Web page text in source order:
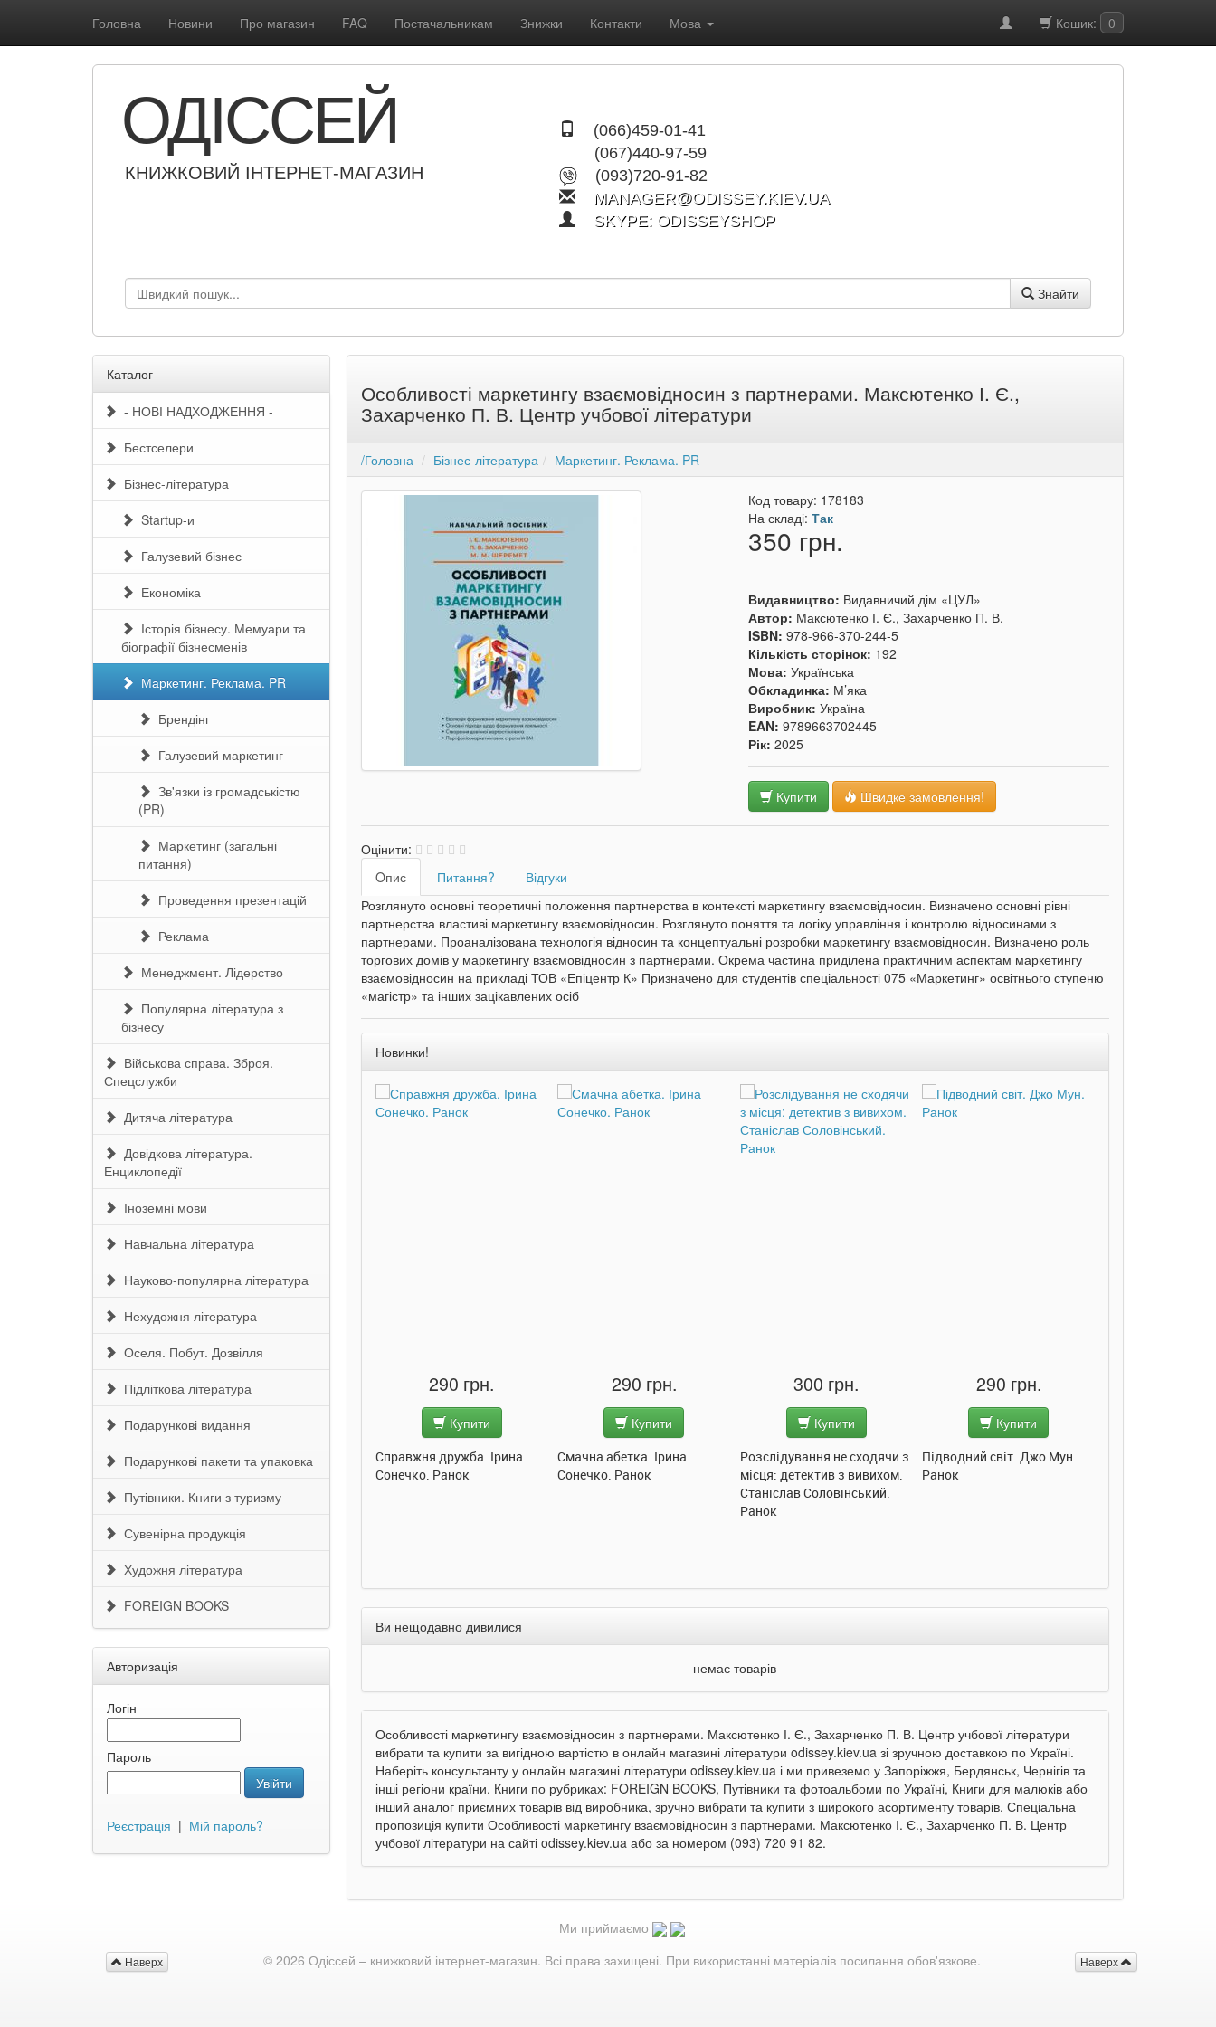
Головна Новини Про магазин FAQ Постачальникам Знижки Контакти Мова Кошик: 0
(066)459-01-41
(067)440-97-59
(093)720-91-82
MANAGER@ODISSEY.KIEV.UA
SKYPE: ODISSEYSHOP
ОДІССЕЙ
КНИЖКОВИЙ ІНТЕРНЕТ-МАГАЗИН
Знайти
Каталог
- НОВІ НАДХОДЖЕННЯ -
Бестселери
Бізнес-література
Startup-и
Галузевий бізнес
Економіка
Історія бізнесу. Мемуари та
біографії бізнесменів
Маркетинг. Реклама. PR
Брендінг
Галузевий маркетинг
Зв'язки із громадськістю
(PR)
Маркетинг (загальні
питання)
Проведення презентацій
Реклама
Менеджмент. Лідерство
Популярна література з
бізнесу
Військова справа. Зброя.
Спецслужби
Дитяча література
Довідкова література.
Енциклопедії
Іноземні мови
Навчальна література
Науково-популярна література
Нехудожня література
Оселя. Побут. Дозвілля
Підліткова література
Подарункові видання
Подарункові пакети та упаковка
Путівники. Книги з туризму
Сувенірна продукція
Художня література
FOREIGN BOOKS
Авторизація
Логін
Пароль
Увійти
Реєстрація | Мій пароль?
Особливості маркетингу взаємовідносин з партнерами. Максютенко І. Є.,
Захарченко П. В. Центр учбової літератури
/Головна Бізнес-література Маркетинг. Реклама. PR
Код товару: 178183
На складі:Так
350 грн.
Видавництво: Видавничий дім «ЦУЛ»
Автор: Максютенко І. Є., Захарченко П. В.
ISBN:978-966-370-244-5
Кількість сторінок: 192
Мова:Українська
Обкладинка: М’яка
Виробник:Україна
EAN:9789663702445
Рік:2025
Купити Швидке замовлення!
Оцінити:
Oпис
Питання?
Відгуки
Розглянуто основні теоретичні положення партнерства в контексті маркетингу взаємовідносин. Визначено основні рівні
партнерства властиві маркетингу взаємовідносин. Розглянуто поняття та логіку управління і контролю відносинами з
партнерами. Проаналізована технологія відносин та концептуальні розробки маркетингу взаємовідносин. Визначено роль
торгових домів у маркетингу взаємовідносин з партнерами. Окрема частина приділена практичним аспектам маркетингу
взаємовідносин на прикладі ТОВ «Епіцентр К» Призначено для студентів спеціальності 075 «Маркетинг» освітнього ступеню
«магістр» та інших зацікавлених осіб
Новинки!
290 грн.
Купити
Улюблена абетка. Ірина
290 грн.
Таке велике слоненя. Ірина
Сонечко. Ранок
290 грн.
Купити
Справжня дружба. Ірина
Сонечко. Ранок
290 грн.
Купити
Смачна абетка. Ірина
Сонечко. Ранок
300 грн.
Купити
Розслідування не сходячи з
місця: детектив з вивихом.
Станіслав Соловінський.
Ранок
290 грн.
Купити
Підводний світ. Джо Мун.
Ранок
Ви нещодавно дивилися
немає товарів
Особливості маркетингу взаємовідносин з партнерами. Максютенко І. Є., Захарченко П. В. Центр учбової літератури
вибрати та купити за вигідною вартістю в онлайн магазині літератури odissey.kiev.ua зі зручною доставкою по Україні.
Наберіть консультанту у онлайн магазині літератури odissey.kiev.ua і ми привеземо у Запоріжжя, Бердянськ, Чернігів та
інші регіони країни. Книги по рубриках: FOREIGN BOOKS, Путівники та фотоальбоми по Україні, Книги для малюків або
інший аналог приємних товарів від виробника, зручно вибрати та купити з широкого асортименту товарів. Спеціальна
пропозиція купити Особливості маркетингу взаємовідносин з партнерами. Максютенко І. Є., Захарченко П. В. Центр
учбової літератури на сайті odissey.kiev.ua або за номером (093) 720 91 82.
Ми приймаємо
Наверх
Наверх © 2026 Одіссей – книжковий інтернет-магазин. Всі права захищені. При використанні матеріалів посилання обов'язкове.